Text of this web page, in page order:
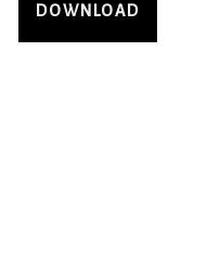
DOWNLOAD